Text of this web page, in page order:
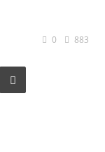
0 883